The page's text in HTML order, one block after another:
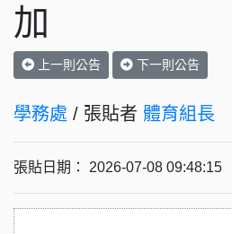
加
上一則公告 下一則公告
學務處 / 張貼者 體育組長
張貼日期： 2026-07-08